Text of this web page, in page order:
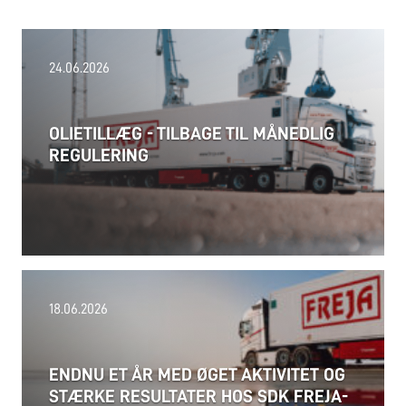
24.06.2026
OLIETILLÆG - TILBAGE TIL MÅNEDLIG
REGULERING
18.06.2026
ENDNU ET ÅR MED ØGET AKTIVITET OG
STÆRKE RESULTATER HOS SDK FREJA-